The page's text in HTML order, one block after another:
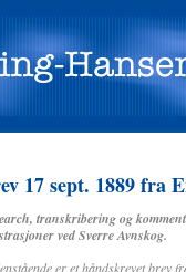
17 sept. 1889 fra
transkribering og
ved Sverre Avnskog.
er et håndskrevet brev